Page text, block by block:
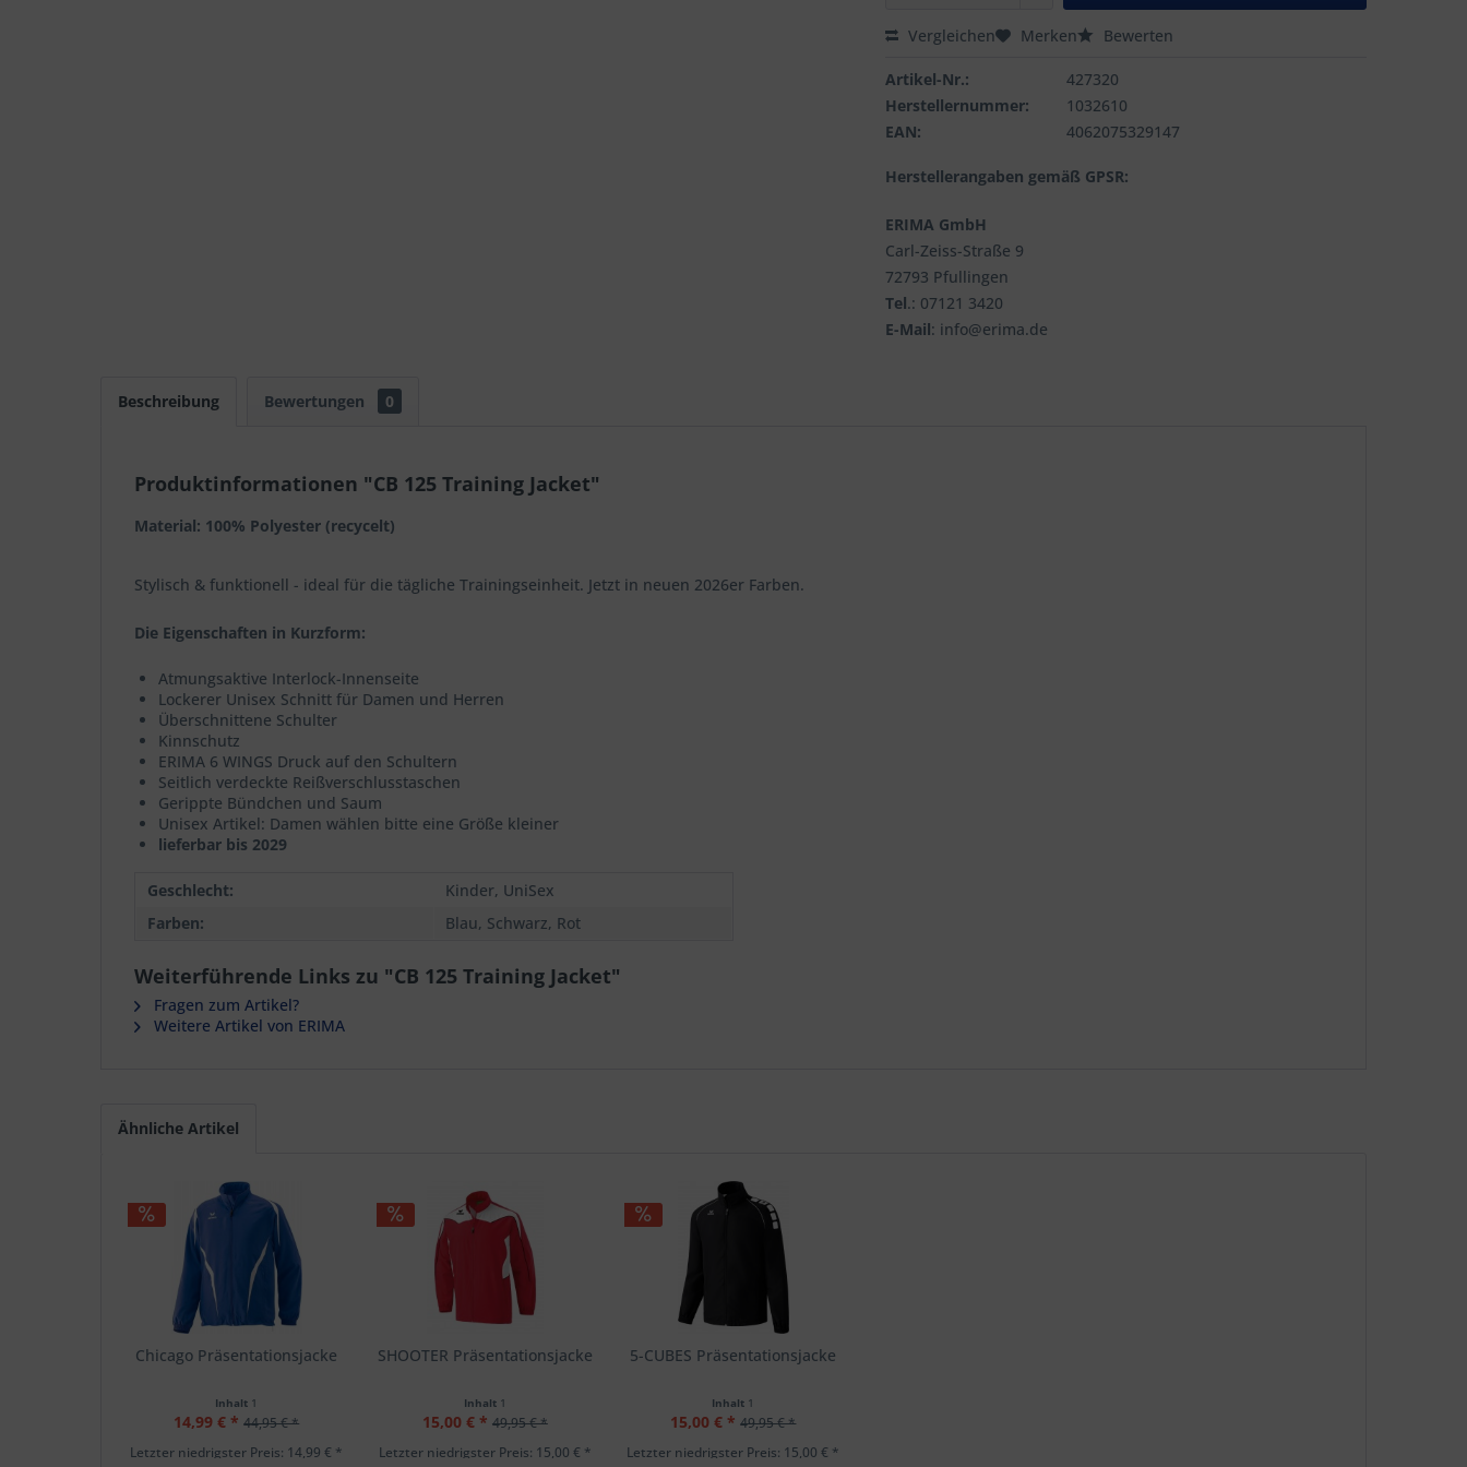
Vergleichen Merken Bewerten
Artikel-Nr.:
427320
Herstellernummer:
1032610
EAN:
4062075329147
Herstellerangaben gemäß GPSR:
ERIMA GmbH
Carl-Zeiss-Straße 9
72793 Pfullingen
Tel.: 07121 3420
E-Mail: info@erima.de
Beschreibung Bewertungen 0
Produktinformationen "CB 125 Training Jacket"
Material: 100% Polyester (recycelt)
Stylisch & funktionell - ideal für die tägliche Trainingseinheit. Jetzt in neuen 2026er Farben.
Die Eigenschaften in Kurzform:
Atmungsaktive Interlock-Innenseite
Lockerer Unisex Schnitt für Damen und Herren
Überschnittene Schulter
Kinnschutz
ERIMA 6 WINGS Druck auf den Schultern
Seitlich verdeckte Reißverschlusstaschen
Gerippte Bündchen und Saum
Unisex Artikel: Damen wählen bitte eine Größe kleiner
lieferbar bis 2029
Geschlecht:
Kinder, UniSex
Farben:
Blau, Schwarz, Rot
Weiterführende Links zu "CB 125 Training Jacket"
Fragen zum Artikel?
Weitere Artikel von ERIMA
Ähnliche Artikel
Chicago Präsentationsjacke
Inhalt 1
14,99 € * 44,95 € *
Letzter niedrigster Preis: 14,99 € *
SHOOTER Präsentationsjacke
Inhalt 1
15,00 € * 49,95 € *
Letzter niedrigster Preis: 15,00 € *
5-CUBES Präsentationsjacke
Inhalt 1
15,00 € * 49,95 € *
Letzter niedrigster Preis: 15,00 € *